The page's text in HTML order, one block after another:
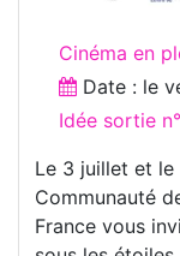
Cinéma en
Date : le
Idée sortie
Le 3 juillet et le
Communauté
France vous